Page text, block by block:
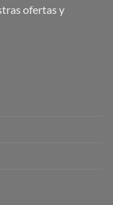
ofertas y